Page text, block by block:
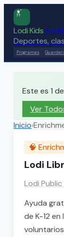
Lodi Kids
Deportes,
Programas
Este es 1 de
Ver
Inicio›
🧠
Lodi
Lodi
Ayuda
de K-12